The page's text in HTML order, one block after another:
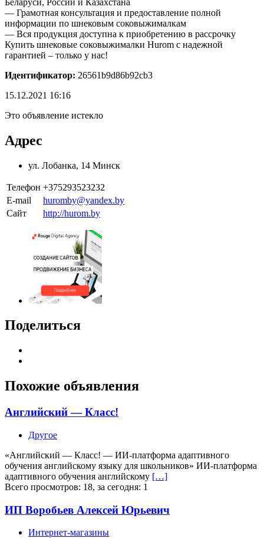
— Грамотная консультация и предоставление полной
информации по шнековым соковыжималкам
— Вся продукция доступна к приобретению в рассрочку
Купить шнековые соковыжималки Hurom с надежной
гарантией – только у нас!
Идентификатор: 26561b9d86b92cb3
15.12.2021 16:16
Это объявление истекло
Адрес
ул. Лобанка, 14 Минск
Телефон +375293523232
E-mail
huromby@yandex.by
Сайт
http://hurom.by
Поделиться
Похожие объявления
Английский — Класс!
Другое
«Английский — Класс! — ИИ-платформа адаптивного
обучения английскому языку для школьников» ИИ-платформа
адаптивного обучения английскому […]
Всего просмотров: 18, за сегодня: 1
ИП Воробьев Алексей Юрьевич
Интернет-магазины